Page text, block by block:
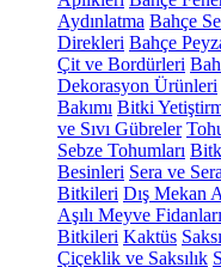
Aydınlatma Bahçe
Direkleri Bahçe
Çit ve Bordürleri
Dekorasyon Ürünleri
Bakımı Bitki
ve Sıvı Gübreler
Sebze Tohumları
Besinleri Sera ve
Bitkileri Dış Mekan
Aşılı Meyve Fidanları
Bitkileri Kaktüs
Çiçeklik ve Saksılık